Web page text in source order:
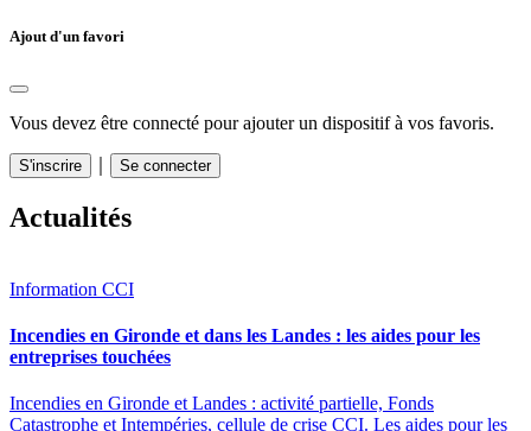
Ajout d'un favori
Vous devez être connecté pour ajouter un dispositif à vos favoris.
S'inscrire Se connecter
Actualités
Information CCI
Incendies en Gironde et dans les Landes : les aides pour les
entreprises touchées
Incendies en Gironde et Landes : activité partielle, Fonds
Catastrophe et Intempéries, cellule de crise CCI. Les aides pour les